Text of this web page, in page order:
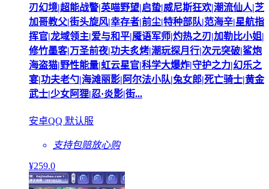
刃幻境|超能战警|英喵野望|启蛰|威尼斯狂欢|潮流仙人|芝
加哥教父|街头旋风|幸存者|前尘|特种部队|范海辛|星航指
挥官|龙域领主|爱与和平|魇语军师|灼热之刃|加勒比小姐|
修竹墨客|万圣前夜|功夫炙烤|潮玩探月行|次元突破|鲨炮
海盗猫|野性能量|虹云星官|科学大爆炸|守护之力|幻乐之
宴|功夫老勺|海滩丽影|阿尔法小队|兔女郎|死亡骑士|黄金
武士|少女阿狸|忍·炎影|街...
安卓QQ 默认服
支持包赔放心购
¥259.0